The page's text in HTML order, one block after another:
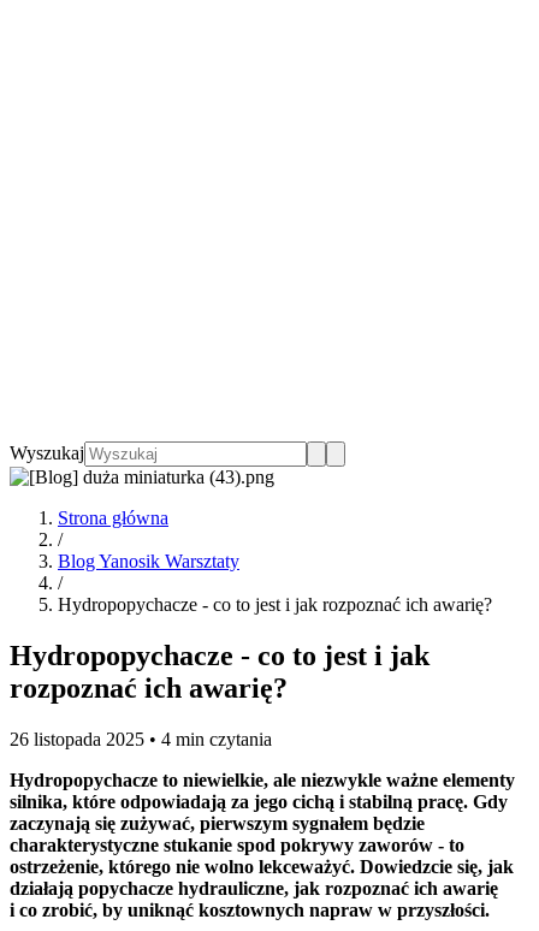
Wyszukaj
Strona główna
/
Blog Yanosik Warsztaty
/
Hydropopychacze - co to jest i jak rozpoznać ich awarię?
Hydropopychacze - co to jest i jak
rozpoznać ich awarię?
26 listopada 2025 • 4 min czytania
Hydropopychacze to niewielkie, ale niezwykle ważne elementy
silnika, które odpowiadają za jego cichą i stabilną pracę. Gdy
zaczynają się zużywać, pierwszym sygnałem będzie
charakterystyczne stukanie spod pokrywy zaworów - to
ostrzeżenie, którego nie wolno lekceważyć. Dowiedzcie się, jak
działają popychacze hydrauliczne, jak rozpoznać ich awarię
i co zrobić, by uniknąć kosztownych napraw w przyszłości.